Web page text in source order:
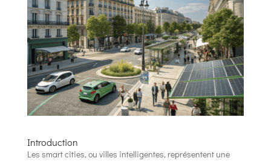
Introduction
Les smart cities, ou villes intelligentes, représentent une